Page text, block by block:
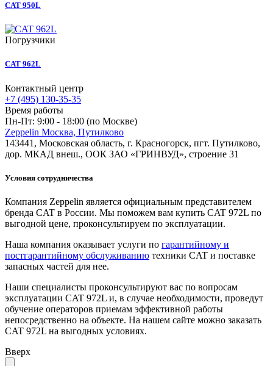
CAT 950L
Погрузчики
CAT 962L
Контактный центр
+7 (495) 130-35-35
Время работы
Пн-Пт: 9:00 - 18:00 (по Москве)
Zeppelin Москва, Путилково
143441, Московская область, г. Красногорск, пгт. Путилково,
дор. МКАД внеш., ООК ЗАО «ГРИНВУД», строение 31
Условия сотрудничества
Компания Zeppelin является официальным представителем
бренда CAT в России. Мы поможем вам купить CAT 972L по
выгодной цене, проконсультируем по эксплуатации.
Наша компания оказывает услуги по гарантийному и
постгарантийному обслуживанию техники CAT и поставке
запасных частей для нее.
Наши специалисты проконсультируют вас по вопросам
эксплуатации CAT 972L и, в случае необходимости, проведут
обучение операторов приемам эффективной работы
непосредственно на объекте. На нашем сайте можно заказать
CAT 972L на выгодных условиях.
Вверх